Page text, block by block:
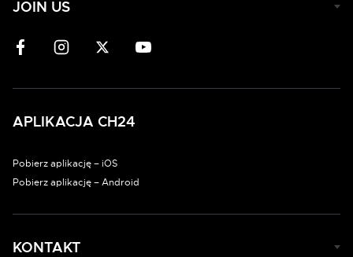
JOIN US
APLIKACJA CH24
Pobierz aplikację – iOS
Pobierz aplikację – Android
KONTAKT